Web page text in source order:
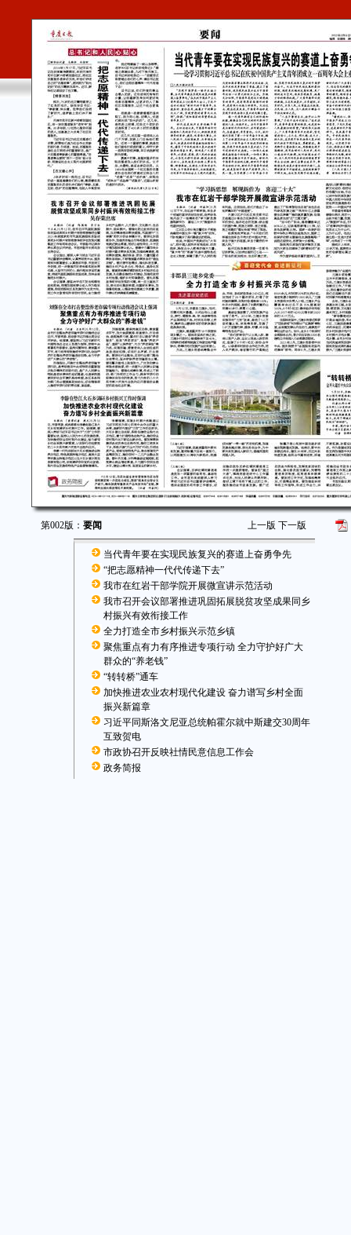
第002版： 要闻 上一版 下一版
当代青年要在实现民族复兴的赛道上奋勇争先
“把志愿精神一代代传递下去”
我市在红岩干部学院开展微宣讲示范活动
我市召开会议部署推进巩固拓展脱贫攻坚成果同乡
村振兴有效衔接工作
全力打造全市乡村振兴示范乡镇
聚焦重点有力有序推进专项行动 全力守护好广大
群众的“养老钱”
“转转桥”通车
加快推进农业农村现代化建设 奋力谱写乡村全面
振兴新篇章
习近平同斯洛文尼亚总统帕霍尔就中斯建交30周年
互致贺电
市政协召开反映社情民意信息工作会
政务简报